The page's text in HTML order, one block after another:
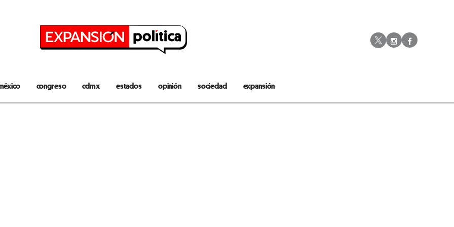
Instagram
congreso cdmx estados opinión sociedad expansión